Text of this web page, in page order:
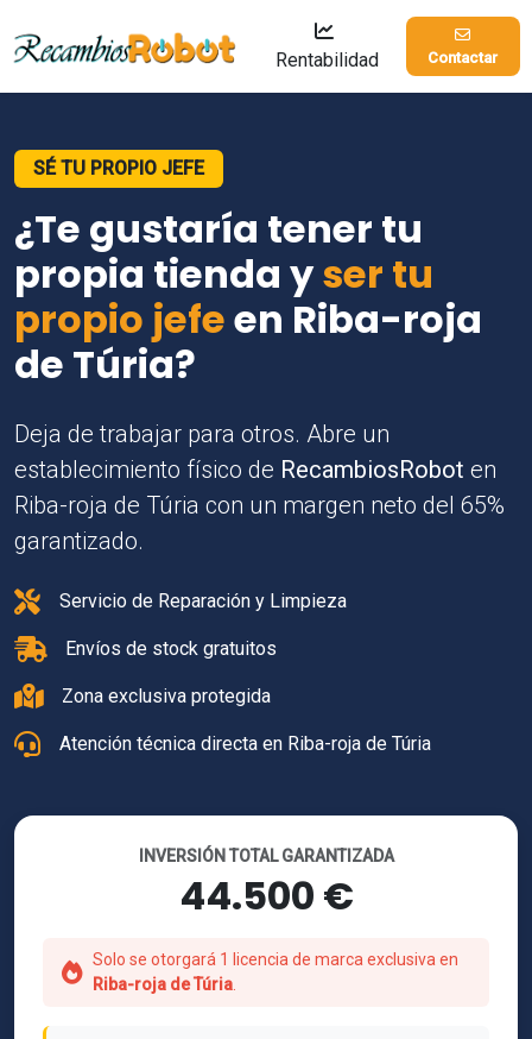
Rentabilidad Contactar
SÉ TU PROPIO JEFE
¿Te gustaría tener tu
propia tienda yser tu
propio jefeen Riba-roja
de Túria?
Deja de trabajar para otros. Abre un
establecimiento físico de RecambiosRobot en
Riba-roja de Túria con un margen neto del 65%
garantizado.
Servicio de Reparación y Limpieza
Envíos de stock gratuitos
Zona exclusiva protegida
Atención técnica directa en Riba-roja de Túria
INVERSIÓN TOTAL GARANTIZADA
44.500 €
Solo se otorgará 1 licencia de marca exclusiva en
Riba-roja de Túria